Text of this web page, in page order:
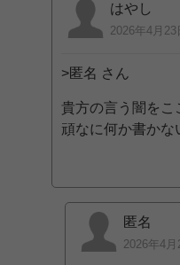
はやし
2026年4月23
>匿名 さん
貴方の言う闇をこ
頑なに何か書かな
匿名
2026年4